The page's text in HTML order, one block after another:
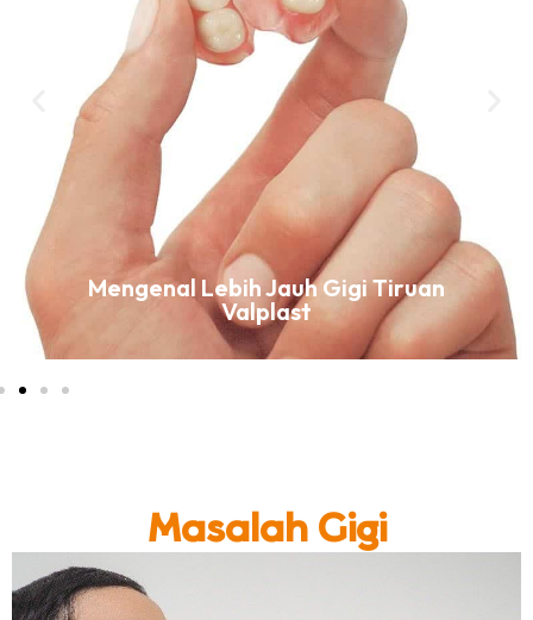
Mengenal Lebih Jauh Gigi Tiruan
Valplast
Masalah Gigi